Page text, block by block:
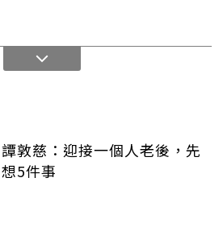
譚敦慈：迎接一個人老後，先
想5件事